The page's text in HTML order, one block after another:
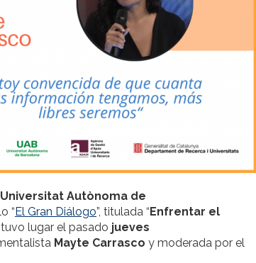
Universitat Autònoma de
“El Gran Diálogo”, titulada “Enfrentar el
tuvo lugar el pasado jueves
Mayte Carrasco y moderada por el